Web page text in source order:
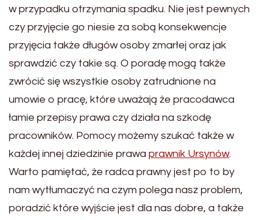
w przypadku otrzymania spadku. Nie jest pewnych
czy przyjęcie go niesie za sobą konsekwencje
przyjęcia także długów osoby zmarłej oraz jak
sprawdzić czy takie są. O poradę mogą także
zwrócić się wszystkie osoby zatrudnione na
umowie o pracę, które uważają że pracodawca
łamie przepisy prawa czy działa na szkodę
pracowników. Pomocy możemy szukać także w
każdej innej dziedzinie prawa prawnik Ursynów.
Warto pamiętać, że radca prawny jest po to by
nam wytłumaczyć na czym polega nasz problem,
poradzić które wyjście jest dla nas dobre, a także